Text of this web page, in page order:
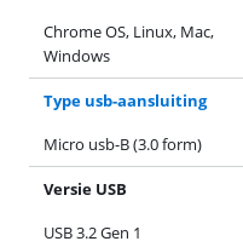
Chrome OS, Linux, Mac,
Windows
Type usb-aansluiting
Micro usb-B (3.0 form)
Versie USB
USB 3.2 Gen 1